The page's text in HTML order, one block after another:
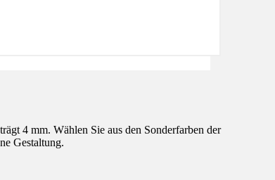
4 mm. Wählen Sie aus den Sonderfarben der
Gestaltung.